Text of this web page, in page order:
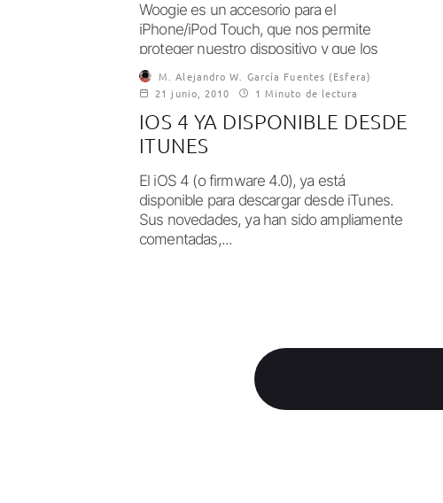
Woogie es un accesorio para el
iPhone/iPod Touch, que nos permite
proteger nuestro dispositivo y que los
niños puedan disfrutar...
M. Alejandro W. García Fuentes (Esfera)
21 junio, 2010
1 Minuto de lectura
IOS 4 YA DISPONIBLE DESDE
ITUNES
El iOS 4 (o firmware 4.0), ya está
disponible para descargar desde iTunes.
Sus novedades, ya han sido ampliamente
comentadas,...